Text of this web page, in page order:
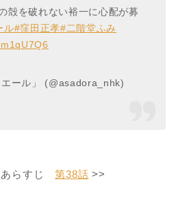
殻を破れない裕一に心配が募
ル#窪田正孝#二階堂ふみ
ール」 (@asadora_nhk)
らすじ第38話 >>